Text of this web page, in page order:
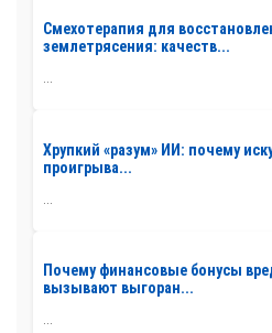
Смехотерапия для
землетрясения: качеств...
Хрупкий «разум» ИИ: почему
проигрыва...
Почему финансовые бонусы
вызывают выгоран...
...